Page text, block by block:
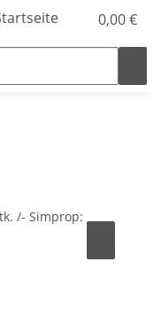
0,00 €